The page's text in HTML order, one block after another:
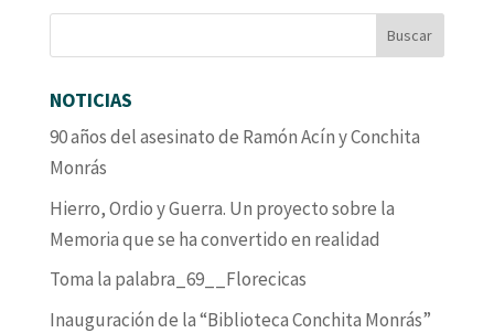
NOTICIAS
90 años del asesinato de Ramón Acín y Conchita
Monrás
Hierro, Ordio y Guerra. Un proyecto sobre la
Memoria que se ha convertido en realidad
Toma la palabra_69__Florecicas
Inauguración de la “Biblioteca Conchita Monrás”